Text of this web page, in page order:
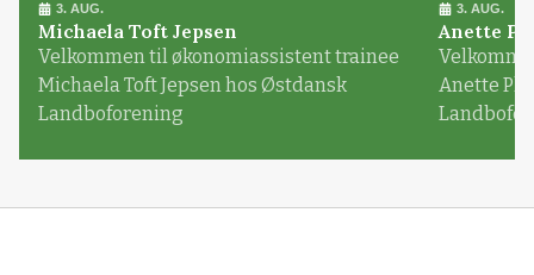
3. AUG.
Michaela Toft Jepsen
Velkommen til økonomiassistent trainee
Michaela Toft Jepsen hos Østdansk
Landboforening
3. AUG.
Anette
Anette